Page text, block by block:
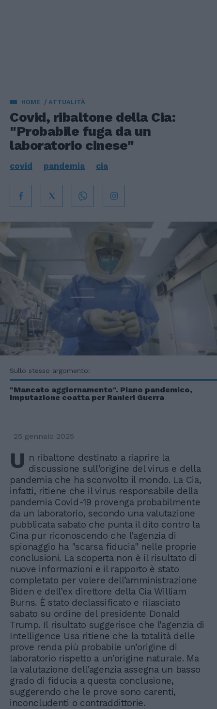
HOME ATTUALITÀ
Covid, ribaltone della Cia:
"Probabile fuga da un
laboratorio cinese"
covid pandemia cia
Sullo stesso argomento:
"Mancato aggiornamento". Piano pandemico,
imputazione coatta per Ranieri Guerra
25 gennaio 2025
U n ribaltone destinato a riaprire la
discussione sull'origine del virus e della
pandemia che ha sconvolto il mondo. La Cia,
infatti, ritiene che il virus responsabile della
pandemia Covid-19 provenga probabilmente
da un laboratorio, secondo una valutazione
pubblicata sabato che punta il dito contro la
Cina pur riconoscendo che l’agenzia di
spionaggio ha "scarsa fiducia" nelle proprie
conclusioni. La scoperta non è il risultato di
nuove informazioni e il rapporto è stato
completato per volere dell’amministrazione
Biden e dell’ex direttore della Cia William
Burns. È stato declassificato e rilasciato
sabato su ordine del presidente Donald
Trump. Il risultato suggerisce che l’agenzia di
Intelligence Usa ritiene che la totalità delle
prove renda più probabile un’origine di
laboratorio rispetto a un’origine naturale. Ma
la valutazione dell’agenzia assegna un basso
grado di fiducia a questa conclusione,
suggerendo che le prove sono carenti,
inconcludenti o contraddittorie.